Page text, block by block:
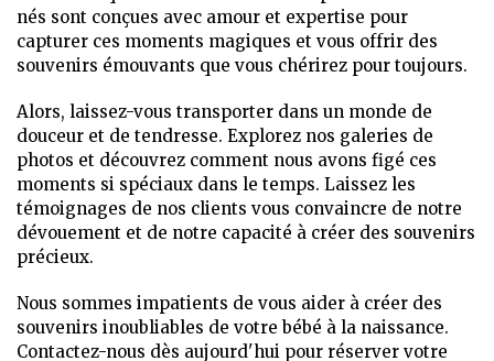
nés sont conçues avec amour et expertise pour
capturer ces moments magiques et vous offrir des
souvenirs émouvants que vous chérirez pour toujours.
Alors, laissez-vous transporter dans un monde de
douceur et de tendresse. Explorez nos galeries de
photos et découvrez comment nous avons figé ces
moments si spéciaux dans le temps. Laissez les
témoignages de nos clients vous convaincre de notre
dévouement et de notre capacité à créer des souvenirs
précieux.
Nous sommes impatients de vous aider à créer des
souvenirs inoubliables de votre bébé à la naissance.
Contactez-nous dès aujourd'hui pour réserver votre